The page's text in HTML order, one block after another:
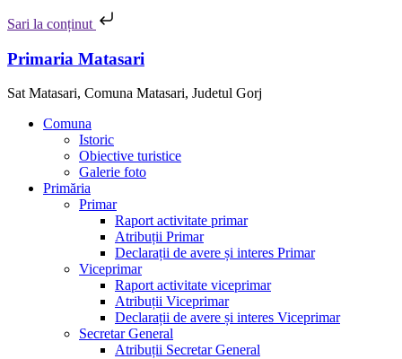
Sari la conținut
Skip
content
Primaria Matasari
Sat Matasari, Comuna Matasari, Judetul Gorj
Meniu Comuna
Istoric
Obiective turistice
Galerie foto
Primăria
Primar
Raport activitate primar
Atribuții Primar
Declarații de avere și interes Primar
Viceprimar
Raport activitate viceprimar
Atribuții Viceprimar
Declarații de avere și interes Viceprimar
Secretar General
Atribuții Secretar General